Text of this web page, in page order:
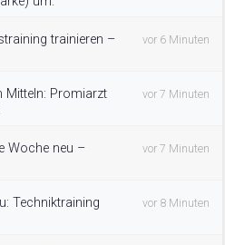
trainieren –
vor 6 Minuten
Mitteln: Promiarzt
vor 7 Minuten
Woche neu –
vor 7 Minuten
Techniktraining
vor 8 Minuten